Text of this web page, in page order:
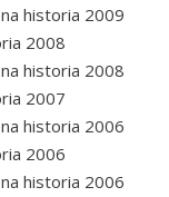
historia 2009
2008
historia 2008
2007
historia 2006
2006
historia 2006